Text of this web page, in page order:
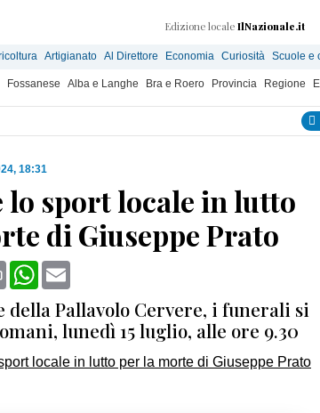
Edizione locale IlNazionale.it
Artigianato Al Direttore Economia Curiosità Scuole e
Fossanese Alba e Langhe Bra e Roero Provincia Regione
18:31
lo sport locale in lutto
di Giuseppe Prato
Print WhatsApp
della Pallavolo Cervere, i funerali si
lunedì 15 luglio, alle ore 9.30